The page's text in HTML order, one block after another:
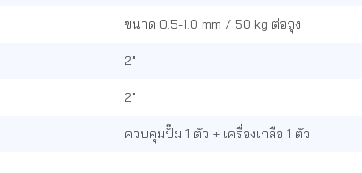
ขนาด 0.5-1.0 mm / 50 kg ต่อถุง
2"
2"
ควบคุมปั๊ม 1 ตัว + เครื่องเกลือ 1 ตัว